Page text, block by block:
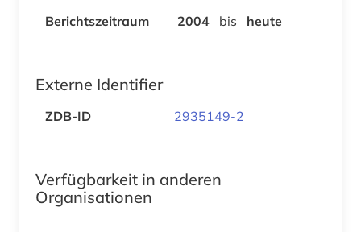
Berichtszeitraum 2004 bis heute
Externe Identifier
ZDB-ID 2935149-2
Verfügbarkeit in anderen
Organisationen